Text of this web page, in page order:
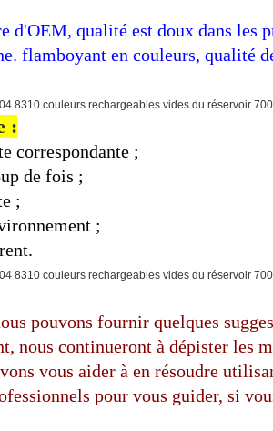
d'OEM, qualité est doux dans les
flamboyant en couleurs, qualité
:
correspondante ;
de fois ;
;
;
pouvons fournir quelques
nous continueront à dépister les
vous aider à en résoudre
pour vous guider, si